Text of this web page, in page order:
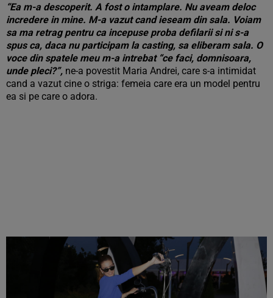
“Ea m-a descoperit. A fost o intamplare. Nu aveam deloc
incredere in mine. M-a vazut cand ieseam din sala. Voiam
sa ma retrag pentru ca incepuse proba defilarii si ni s-a
spus ca, daca nu participam la casting, sa eliberam sala. O
voce din spatele meu m-a intrebat “ce faci, domnisoara,
unde pleci?”, ne-a povestit Maria Andrei, care s-a intimidat
cand a vazut cine o striga: femeia care era un model pentru
ea si pe care o adora.